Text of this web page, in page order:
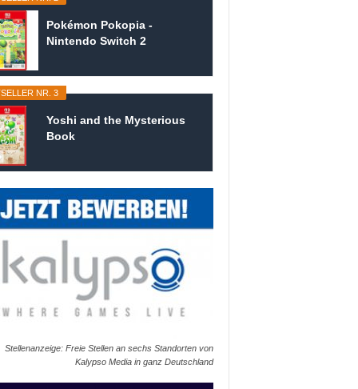
Pokémon Pokopia -
Nintendo Switch 2
NR. 3
Yoshi and the Mysterious
Book
Stellenanzeige: Freie Stellen an sechs Standorten von
Kalypso Media in ganz Deutschland